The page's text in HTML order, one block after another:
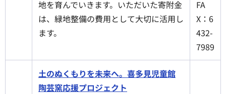
地を育んでいきます。いただいた寄附金
は、緑地整備の費用として大切に活用し
ます。
FA
X：6
432-
7989
土のぬくもりを未来へ。喜多見児童館
陶芸窯応援プロジェクト